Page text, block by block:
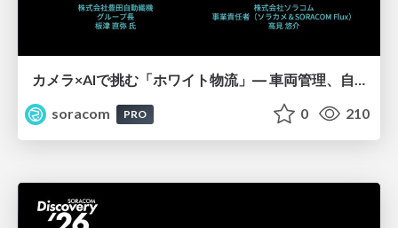
カメラ×AIで挑む「ホワイト物流」― 車両管理、自動化の壁と突破口【SORACOM Discovery 2026】
soracom
PRO 0 210